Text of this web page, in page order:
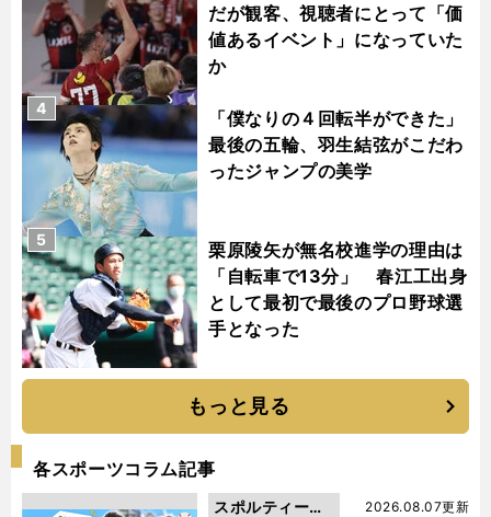
だが観客、視聴者にとって「価
値あるイベント」になっていた
か
「僕なりの４回転半ができた」
最後の五輪、羽生結弦がこだわ
ったジャンプの美学
4
栗原陵矢が無名校進学の理由は
「自転車で13分」 春江工出身
として最初で最後のプロ野球選
手となった
5
もっと見る
各スポーツコラム記事
2026.08.07更新
スポルティーバ